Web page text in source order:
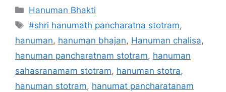
Categories
Hanuman Bhakti
Tags
#shri hanumath pancharatna stotram,
hanuman, hanuman bhajan, Hanuman chalisa,
hanuman pancharatnam stotram, hanuman
sahasranamam stotram, hanuman stotra,
hanuman stotram, hanumat pancharatanam